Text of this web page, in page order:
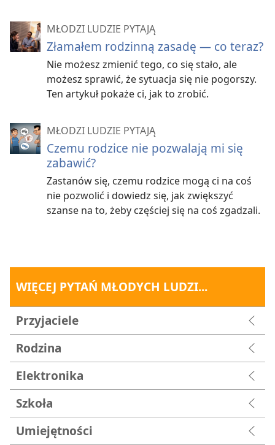
MŁODZI LUDZIE PYTAJĄ
Złamałem rodzinną zasadę — co teraz?
Nie możesz zmienić tego, co się stało, ale
możesz sprawić, że sytuacja się nie pogorszy.
Ten artykuł pokaże ci, jak to zrobić.
MŁODZI LUDZIE PYTAJĄ
Czemu rodzice nie pozwalają mi się
zabawić?
Zastanów się, czemu rodzice mogą ci na coś
nie pozwolić i dowiedz się, jak zwiększyć
szanse na to, żeby częściej się na coś zgadzali.
WIĘCEJ PYTAŃ MŁODYCH LUDZI...
Przyjaciele
Rodzina
Elektronika
Szkoła
Umiejętności